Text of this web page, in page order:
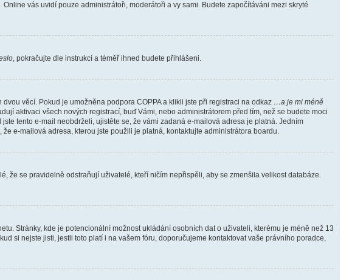
Online vás uvidí pouze administrátoři, moderátoři a vy sami. Budete započítáváni mezi skryté
, pokračujte dle instrukcí a téměř ihned budete přihlášeni.
věcí. Pokud je umožněna podpora COPPA a klikli jste při registraci na odkaz …a je mi méně
aktivaci všech nových registrací, buď Vámi, nebo administrátorem před tím, než se budete moci
tento e-mail neobdrželi, ujistěte se, že vámi zadaná e-mailová adresa je platná. Jedním
e-mailová adresa, kterou jste použili je platná, kontaktujte administrátora boardu.
že se pravidelně odstraňují uživatelé, kteří ničím nepřispěli, aby se zmenšila velikost databáze.
Stránky, kde je potencionální možnost ukládání osobních dat o uživateli, kterému je méně než 13
si nejste jisti, jestli toto platí i na vašem fóru, doporučujeme kontaktovat vaše právního poradce,